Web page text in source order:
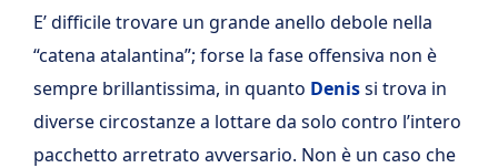
E’ difficile trovare un grande anello debole nella
“catena atalantina”; forse la fase offensiva non è
sempre brillantissima, in quanto Denissi trova in
diverse circostanze a lottare da solo contro l’intero
pacchetto arretrato avversario. Non è un caso che